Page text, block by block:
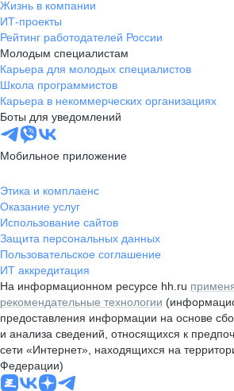
Жизнь в компании
ИТ-проекты
Рейтинг работодателей России
Молодым специалистам
Карьера для молодых специалистов
Школа программистов
Карьера в некоммерческих организациях
Боты для уведомлений
Мобильное приложение
Этика и комплаенс
Оказание услуг
Использование сайтов
Защита персональных данных
Пользовательское соглашение
ИТ аккредитация
На информационном ресурсе hh.ru
рекомендательные технологии
предоставления информации на основе
и анализа сведений, относящихся к
сети «Интернет», находящихся на
Федерации)